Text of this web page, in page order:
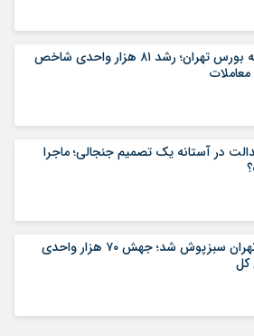
شوک به بورس تهران؛ رشد ۸۱ هزار واحدی شاخص
معاملات
در آستانه یک تصمیم جنجالی؛ ماجرا
بورس تهران سبزپوش شد؛ جهش ۷۰ هزار واحدی